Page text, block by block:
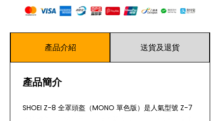
產品介紹 送貨及退貨
產品簡介
SHOEI Z-8 全罩頭盔（MONO 單色版）是人氣型號 Z-7